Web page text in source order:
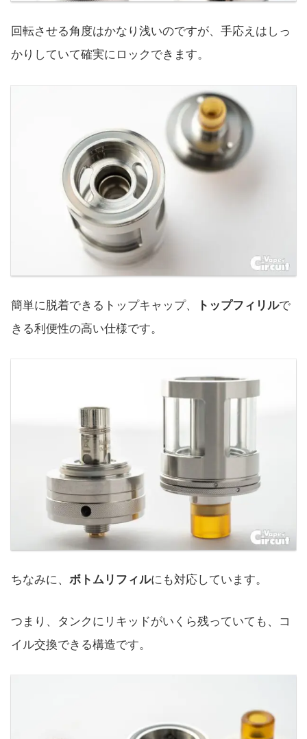
回転させる角度はかなり浅いのですが、手応えはしっ
かりしていて確実にロックできます。
簡単に脱着できるトップキャップ、 トップフィリルで
きる利便性の高い仕様です。
ちなみに、 ボトムリフィルにも対応しています。
つまり、タンクにリキッドがいくら残っていても、コ
イル交換できる構造です。